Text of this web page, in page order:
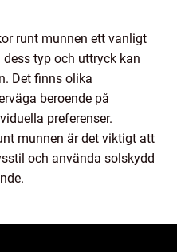
runt munnen ett vanligt
typ och uttryck kan
Det finns olika
beroende på
preferenser.
munnen är det viktigt att
och använda solskydd